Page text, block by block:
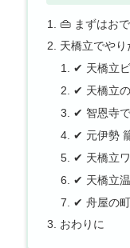
👜 まずはお
天橋立でやり
✔ 天橋立
✔ 天橋立
✔ 智恩寺
✔ 元伊勢
✔ 天橋立
✔ 天橋立
✔ 舟屋の
おわりに